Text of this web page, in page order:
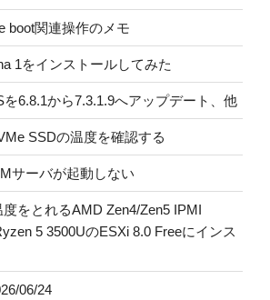
boot関連操作のメモ
1をインストールしてみた
6.8.1から7.3.1.9へアップデート、他
SSDの温度を確認する
サーバが起動しない
をとれるAMD Zen4/Zen5 IPMI
5 3500UのESXi 8.0 Freeにインス
06/24